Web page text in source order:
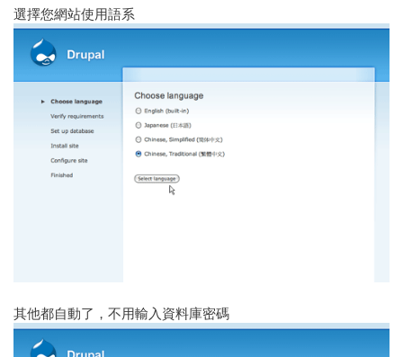
選擇您網站使用語系
其他都自動了，不用輸入資料庫密碼